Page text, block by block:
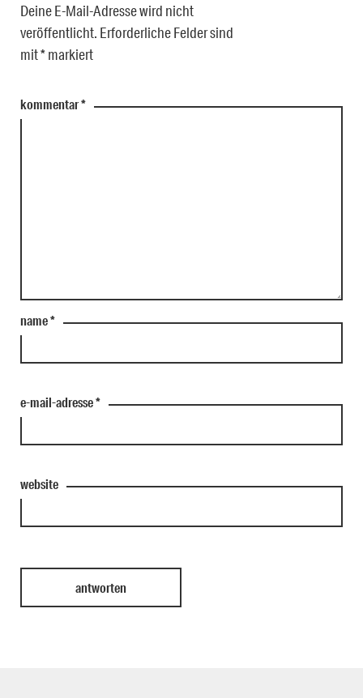
Deine E-Mail-Adresse wird nicht
veröffentlicht. Erforderliche Felder sind
mit*markiert
kommentar*
name*
e-mail-adresse*
website